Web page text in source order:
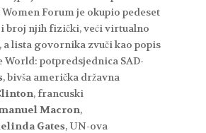
Forum je okupio pedeset
broj njih fizički, veći virtualno
a lista govornika zvuči kao popis
World: potpredsjednica SAD-
, bivša američka državna
, francuski
Macron,
Gates, UN-ova